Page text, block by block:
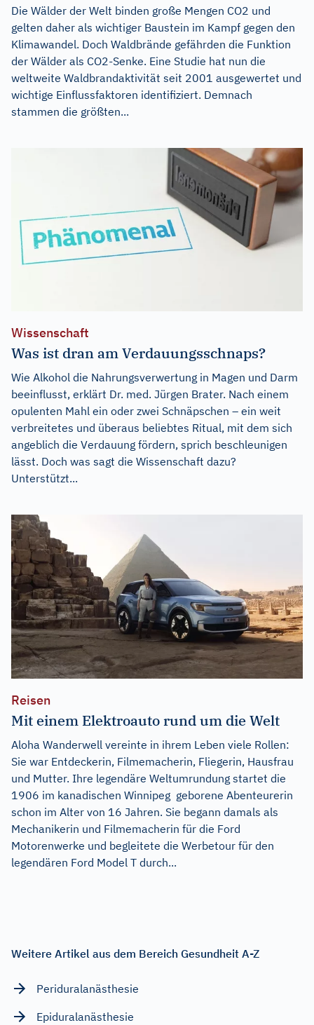
Die Wälder der Welt binden große Mengen CO2 und
gelten daher als wichtiger Baustein im Kampf gegen den
Klimawandel. Doch Waldbrände gefährden die Funktion
der Wälder als CO2-Senke. Eine Studie hat nun die
weltweite Waldbrandaktivität seit 2001 ausgewertet und
wichtige Einflussfaktoren identifiziert. Demnach
stammen die größten...
Wissenschaft
Was ist dran am Verdauungsschnaps?
Wie Alkohol die Nahrungsverwertung in Magen und Darm
beeinflusst, erklärt Dr. med. Jürgen Brater. Nach einem
opulenten Mahl ein oder zwei Schnäpschen – ein weit
verbreitetes und überaus beliebtes Ritual, mit dem sich
angeblich die Verdauung fördern, sprich beschleunigen
lässt. Doch was sagt die Wissenschaft dazu?
Unterstützt...
Reisen
Mit einem Elektroauto rund um die Welt
Aloha Wanderwell vereinte in ihrem Leben viele Rollen:
Sie war Entdeckerin, Filmemacherin, Fliegerin, Hausfrau
und Mutter. Ihre legendäre Weltumrundung startet die
1906 im kanadischen Winnipeg geborene Abenteurerin
schon im Alter von 16 Jahren. Sie begann damals als
Mechanikerin und Filmemacherin für die Ford
Motorenwerke und begleitete die Werbetour für den
legendären Ford Model T durch...
Weitere Artikel aus dem Bereich Gesundheit A-Z
Periduralanästhesie
Epiduralanästhesie